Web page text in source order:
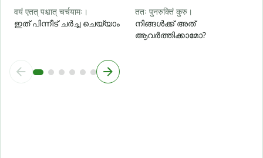
वयं एतत् पश्चात् चर्चयामः।
ഇത് പിന്നീട് ചർച്ച ചെയ്യാം
ततः पुनरुक्तिं कुरु।
നിങ്ങൾക്ക് അത്
ആവർത്തിക്കാമോ?